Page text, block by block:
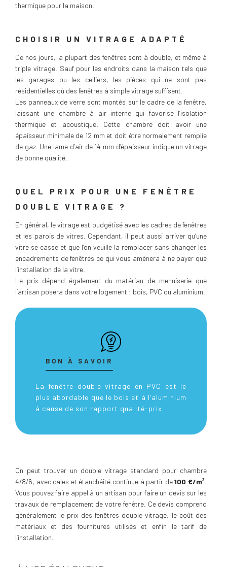
thermique pour la maison.
CHOISIR UN VITRAGE ADAPTÉ
De nos jours, la plupart des fenêtres sont à double, et même à
triple vitrage. Sauf pour les endroits dans la maison tels que
les garages ou les celliers, les pièces qui ne sont pas
résidentielles où des fenêtres à simple vitrage suffisent.
Les panneaux de verre sont montés sur le cadre de la fenêtre,
laissant une chambre à air interne qui favorise l’isolation
thermique et acoustique. Cette chambre doit avoir une
épaisseur minimale de 12 mm et doit être normalement remplie
de gaz. Une lame d’air de 14 mm d’épaisseur indique un vitrage
de bonne qualité.
QUEL PRIX POUR UNE FENÊTRE
DOUBLE VITRAGE ?
En général, le vitrage est budgétisé avec les cadres de fenêtres
et les parois de vitres. Cependant, il peut aussi arriver qu’une
vitre se casse et que l’on veuille la remplacer sans changer les
encadrements de fenêtres ce qui vous amènera à ne payer que
l’installation de la vitre.
Le prix dépend également du matériau de menuiserie que
l’artisan posera dans votre logement : bois, PVC ou aluminium.
BON À SAVOIR
La fenêtre double vitrage en PVC est le
plus abordable que le bois et à l’aluminium
à cause de son rapport qualité-prix.
On peut trouver un double vitrage standard pour chambre
4/8/6, avec cales et étanchéité continue à partir de100 €/m²
Vous pouvez faire appel à un artisan pour faire un devis sur les
travaux de remplacement de votre fenêtre. Ce devis comprend
généralement le prix des fenêtres double vitrage, le coût des
matériaux et des fournitures utilisés et enfin le tarif de
l’installation.